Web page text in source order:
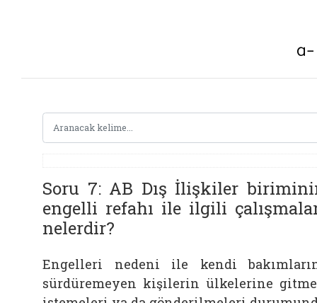
Soru 7: AB Dış İlişkiler
engelli refahı ile ilgili
nelerdir?
Engelleri nedeni ile kendi
sürdüremeyen kişilerin ülkelerine